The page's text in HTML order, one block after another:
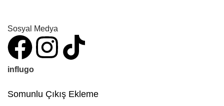
Sosyal Medya
influgo
Somunlu Çıkış Ekleme